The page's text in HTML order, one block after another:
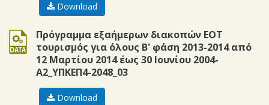
Download
Πρόγραμμα εξαήμερων διακοπών ΕΟΤ
τουρισμός για όλους Β' φάση 2013-2014 από
12 Μαρτίου 2014 έως 30 Ιουνίου 2004-
Α2_ΥΠΚΕΠ4-2048_03
doc
Download